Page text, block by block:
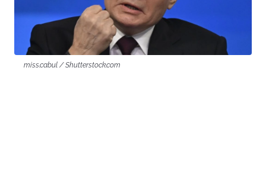
miss.cabul / Shutterstock.com